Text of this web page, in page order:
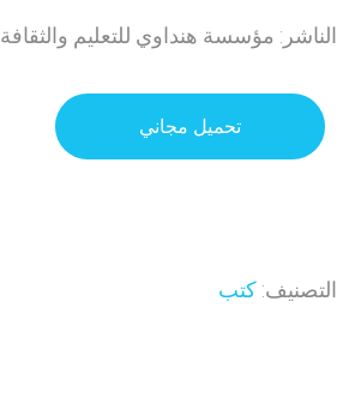
الناشر: مؤسسة هنداوي للتعليم والثقافة
تحميل مجاني
التصنيف: كتب